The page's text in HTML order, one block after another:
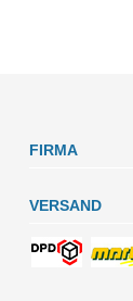
FIRMA
VERSAND